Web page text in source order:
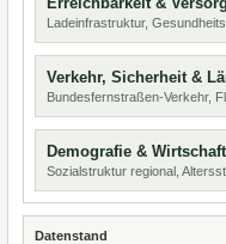
Ladeinfrastruktur,
Verkehr, Sicherheit &
Bundesfernstraßen-Verkehr,
Demografie & Wirtschaft
Sozialstruktur regional,
Datenstand